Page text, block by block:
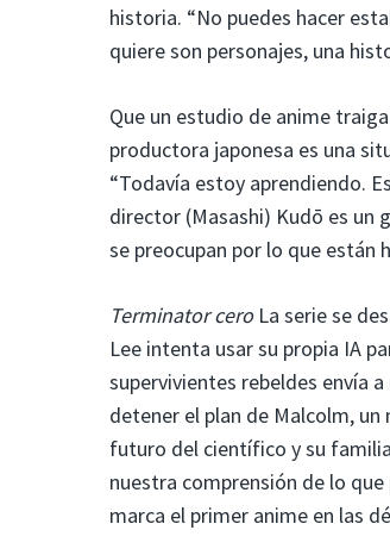
historia. “No puedes hacer
quiere son personajes, una
Que un estudio de anime
productora japonesa es una
“Todavía estoy aprendiendo.
director (Masashi) Kudō es un
se preocupan por lo que están
Terminator cero La serie se
Lee intenta usar su propia IA
supervivientes rebeldes envía
detener el plan de Malcolm,
futuro del científico y su
nuestra comprensión de lo
marca el primer anime en las